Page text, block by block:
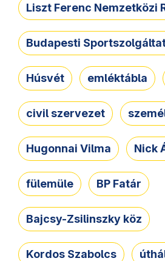
Liszt Ferenc Nemzetközi
Budapesti
Húsvét emléktábla
civil szervezet
Hugonnai Vilma Nick
fülemüle BP Fatár
Bajcsy-Zsilinszky köz
Kordos Szabolcs